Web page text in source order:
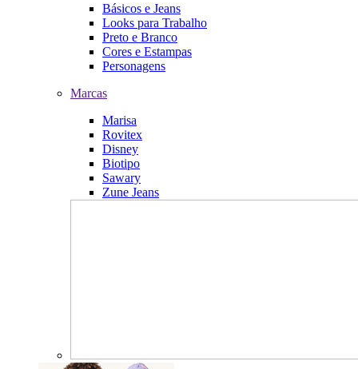
Básicos e Jeans
Looks para Trabalho
Preto e Branco
Cores e Estampas
Personagens
Marcas
Marisa
Rovitex
Disney
Biotipo
Sawary
Zune Jeans